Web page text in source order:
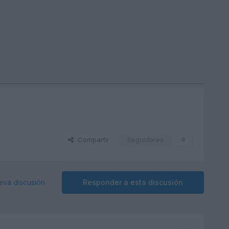
Compartir Seguidores 0
Responder a esta discusión
discusión